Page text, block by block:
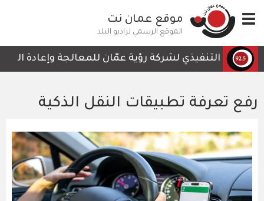
إلى
المحتوى
الرئيسي
Toggle
navigation
موقع عمان نت
الموقع الرسمي لراديو البلد
التنفيذي لشركة رؤية عمّان للمعالجة وإعادة
رفع تعرفة تطبيقات النقل الذكية